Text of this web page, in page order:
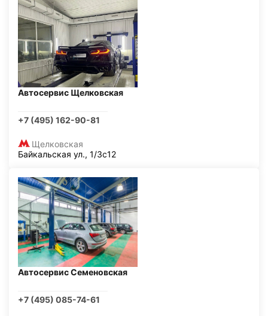
Автосервис Щелковская
+7 (495) 162-90-81
Щелковская
Байкальская ул., 1/3с12
Автосервис Семеновская
+7 (495) 085-74-61